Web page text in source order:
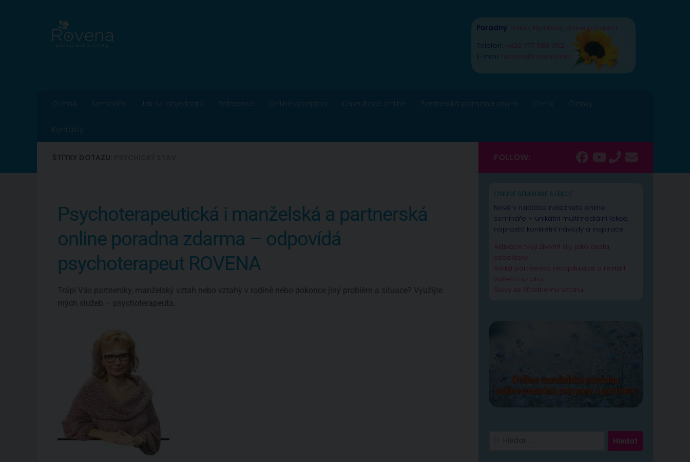
Poradny Praha Nymburk online poradna
Telefon: +420 777 588 352
E-mail: radana@rovena.info
O mně Semináře Jak se objednat? Reference Online poradna Konzultace online Partnerská poradna online Ceník Články
Kontakty
Psychoterapeutická i manželská a partnerská
online poradna zdarma – odpovídá
psychoterapeut ROVENA
Trápí Vás partnerský, manželský vztah nebo vztahy v rodině nebo dokonce jiný problém a situace? Využijte
mých služeb – psychoterapeuta.
FOLLOW:
ONLINE SEMINÁŘE A LEKCE
Nově v nabídce naleznete online
semináře – unikátní multimediální lekce,
naprosto konkrétní návody a inspirace.
Aktivace tvojí životní síly jako cesta
sebelásky
Velká partnerská rekapitulace a restart
vašeho vztahu
Slovy ke šťastnému vztahu